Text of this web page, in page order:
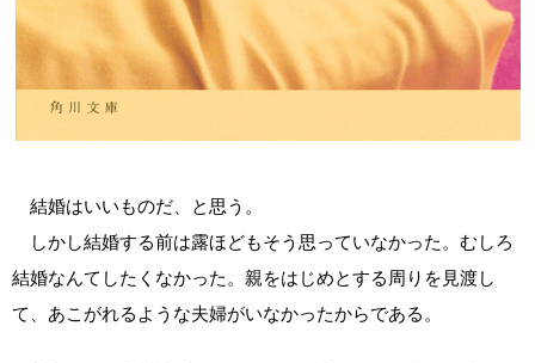
結婚はいいものだ、と思う。
しかし結婚する前は露ほどもそう思っていなかった。むしろ
結婚なんてしたくなかった。親をはじめとする周りを見渡し
て、あこがれるような夫婦がいなかったからである。